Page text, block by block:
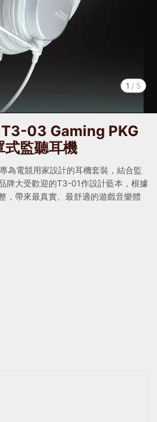
1 / 5
03 Gaming PKG
式監聽耳機
為電競用家設計的耳機套裝，結合監
牌大受歡迎的T3-01作設計藍本，根據
，帶來最真實、最舒適的遊戲音樂體